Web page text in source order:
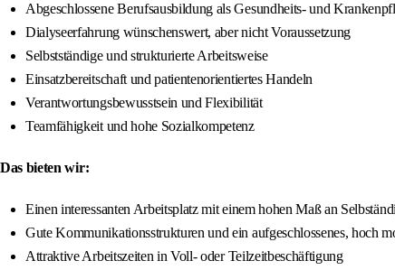
Abgeschlossene Berufsausbildung als Gesundheits- und
Dialyseerfahrung wünschenswert, aber nicht Voraussetzung
Selbstständige und strukturierte Arbeitsweise
Einsatzbereitschaft und patientenorientiertes Handeln
Verantwortungsbewusstsein und Flexibilität
Teamfähigkeit und hohe Sozialkompetenz
Das bieten wir:
Einen interessanten Arbeitsplatz mit einem hohen Maß an
Gute Kommunikationsstrukturen und ein aufgeschlossenes, hoch
Attraktive Arbeitszeiten in Voll- oder Teilzeitbeschäftigung